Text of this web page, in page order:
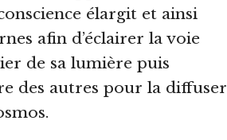
élargit et ainsi
afin d’éclairer la voie
de sa lumière puis
des autres pour la diffuser